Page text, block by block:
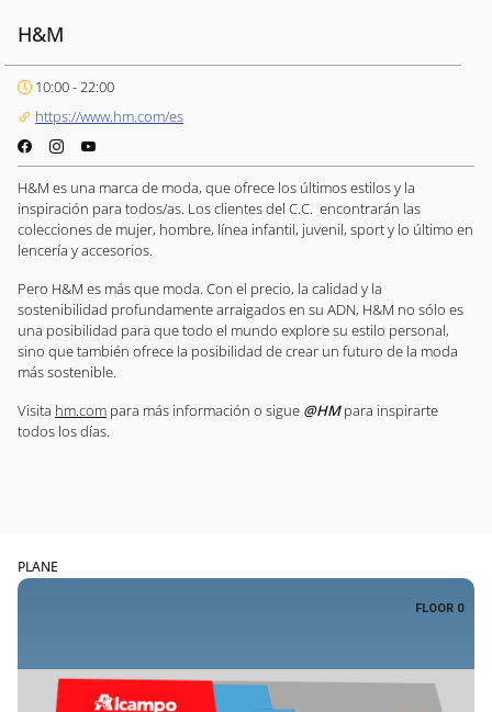
H&M
10:00 - 22:00
https://www.hm.com/es
H&M es una marca de moda, que ofrece los últimos estilos y la
inspiración para todos/as. Los clientes del C.C. encontrarán las
colecciones de mujer, hombre, línea infantil, juvenil, sport y lo último en
lencería y accesorios.
Pero H&M es más que moda. Con el precio, la calidad y la
sostenibilidad profundamente arraigados en su ADN, H&M no sólo es
una posibilidad para que todo el mundo explore su estilo personal,
sino que también ofrece la posibilidad de crear un futuro de la moda
más sostenible.
Visita hm.com para más información o sigue @HMpara inspirarte
todos los días.
PLANE